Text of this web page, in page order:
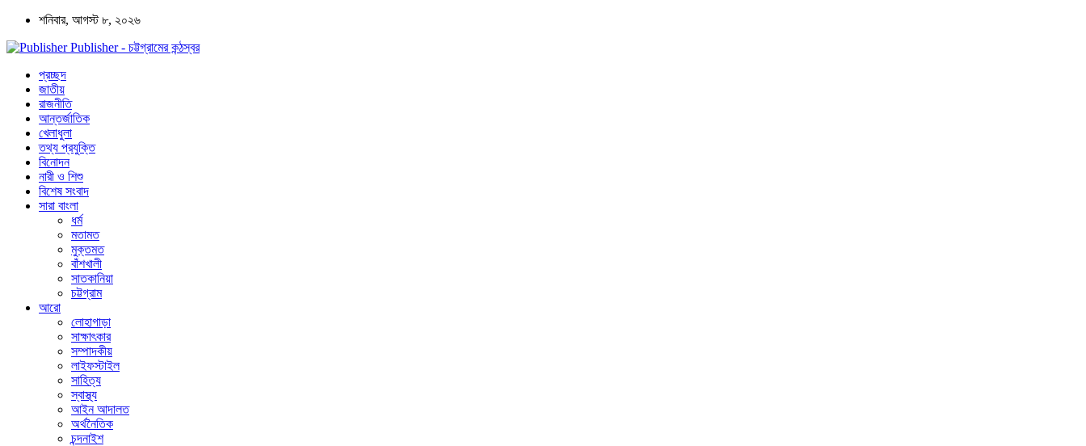
শনিবার, আগস্ট ৮, ২০২৬
Publisher - চট্টগ্রামের কন্ঠস্বর
প্রচ্ছদ
জাতীয়
রাজনীতি
আন্তর্জাতিক
খেলাধুলা
তথ্য প্রযুক্তি
বিনোদন
নারী ও শিশু
বিশেষ সংবাদ
সারা বাংলা
ধর্ম
মতামত
মুক্তমত
বাঁশখালী
সাতকানিয়া
চট্টগ্রাম
আরো
লোহাগাড়া
সাক্ষাৎকার
সম্পাদকীয়
লাইফস্টাইল
সাহিত্য
স্বাস্থ্য
আইন আদালত
অর্থনৈতিক
চন্দনাইশ